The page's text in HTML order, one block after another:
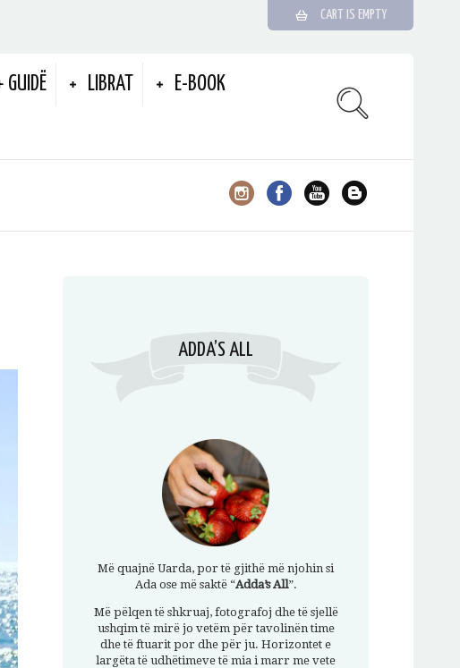
CART IS EMPTY
GUIDË LIBRAT E-BOOK
ADDA’S ALL
Më quajnë Uarda, por të gjithë më njohin si
Ada ose më saktë “Adda’s All”.
Më pëlqen të shkruaj, fotografoj dhe të sjellë
ushqim të mirë jo vetëm për tavolinën time
dhe të ftuarit por dhe për ju. Horizontet e
largëta të udhëtimeve të mia i marr me vete